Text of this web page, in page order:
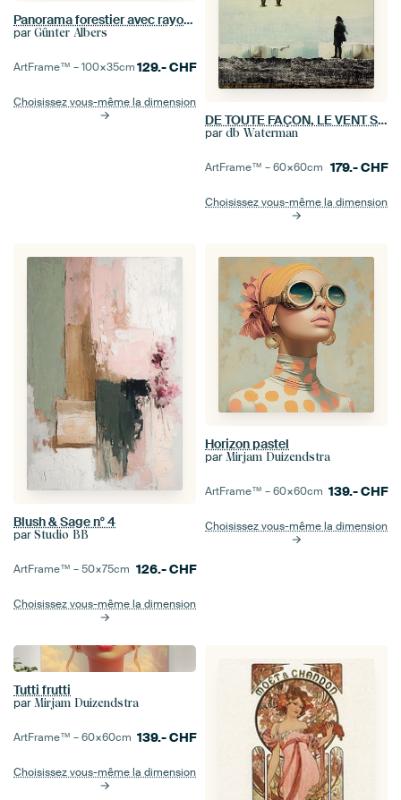
Panorama forestier avec rayons de soleil
par Günter Albers
ArtFrame™ –100×35cm129.-CHF
Choisissez vous-même la dimension
DE TOUTE FAÇON, LE VENT SOUFFLE
par db Waterman
ArtFrame™ –60×60cm 179.-CHF
Choisissez vous-même la dimension
Blush & Sage n° 4
par Studio BB
ArtFrame™ –50×75cm 126.-CHF
Choisissez vous-même la dimension
Horizon pastel
par Mirjam Duizendstra
ArtFrame™ –60×60cm 139.-CHF
Choisissez vous-même la dimension
Tutti frutti
par Mirjam Duizendstra
ArtFrame™ –60×60cm 139.-CHF
Choisissez vous-même la dimension